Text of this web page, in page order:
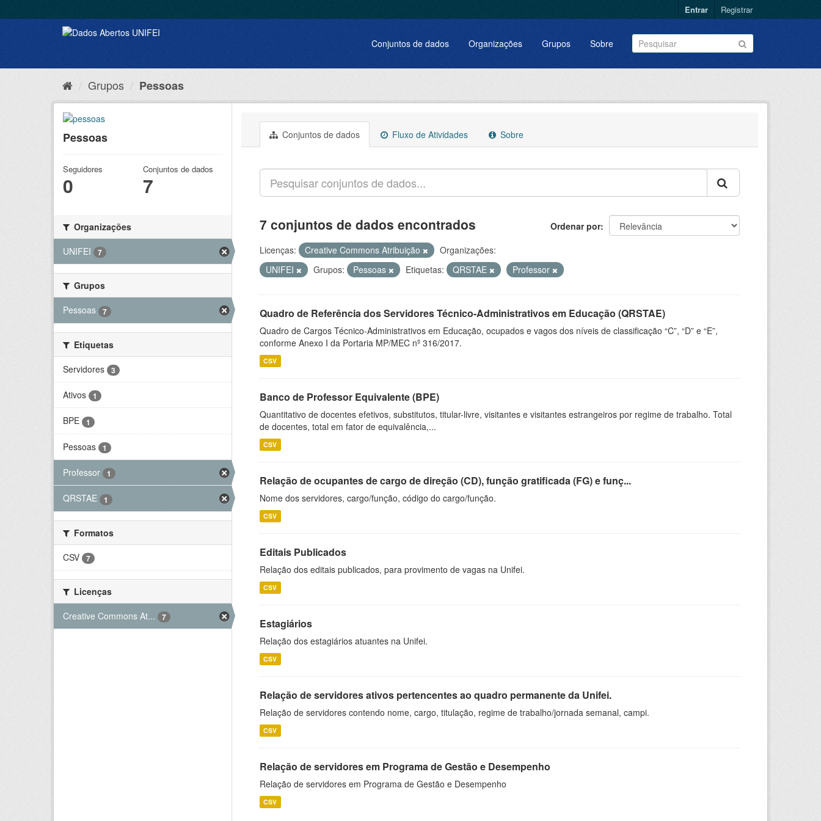
Entrar Registrar
Conjuntos de dados Organizações Grupos Sobre
Grupos Pessoas
Pessoas
Seguidores
0
Conjuntos de dados
7
Organizações
UNIFEI
7
Grupos
Pessoas
7
Etiquetas
Servidores
3
Ativos 1
BPE 1
Pessoas 1
Professor 1
QRSTAE 1
Formatos
CSV
7
Licenças
Creative Commons At...
7
Conjuntos de dados Fluxo de Atividades Sobre
Ordenar por
7 conjuntos de dados encontrados
Licenças: Creative Commons Atribuição
Organizações:
UNIFEI
Grupos: Pessoas Etiquetas: QRSTAE Professor
Quadro de Referência dos Servidores Técnico-Administrativos em Educação (QRSTAE)
Quadro de Cargos Técnico-Administrativos em Educação, ocupados e vagos dos níveis de classificação “C”, “D” e “E”,
conforme Anexo I da Portaria MP/MEC nº 316/2017.
CSV
Banco de Professor Equivalente (BPE)
Quantitativo de docentes efetivos, substitutos, titular-livre, visitantes e visitantes estrangeiros por regime de trabalho. Total
de docentes, total em fator de equivalência,...
CSV
Relação de ocupantes de cargo de direção (CD), função gratificada (FG) e funç...
Nome dos servidores, cargo/função, código do cargo/função.
CSV
Editais Publicados
Relação dos editais publicados, para provimento de vagas na Unifei.
CSV
Estagiários
Relação dos estagiários atuantes na Unifei.
CSV
Relação de servidores ativos pertencentes ao quadro permanente da Unifei.
Relação de servidores contendo nome, cargo, titulação, regime de trabalho/jornada semanal, campi.
CSV
Relação de servidores em Programa de Gestão e Desempenho
Relação de servidores em Programa de Gestão e Desempenho
CSV